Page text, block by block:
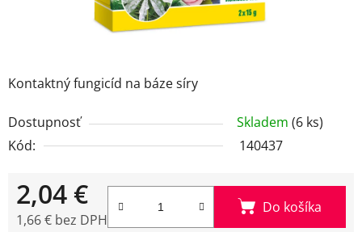
Kontaktný fungicíd na báze síry
Dostupnosť Skladem (6 ks)
Kód:
140437
2,04 €
1,66 € bez DPH
Do košíka